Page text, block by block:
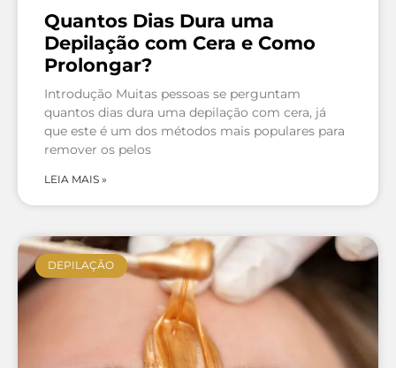
Quantos Dias Dura uma
Depilação com Cera e Como
Prolongar?
Introdução Muitas pessoas se perguntam
quantos dias dura uma depilação com cera, já
que este é um dos métodos mais populares para
remover os pelos
LEIA MAIS »
DEPILAÇÃO